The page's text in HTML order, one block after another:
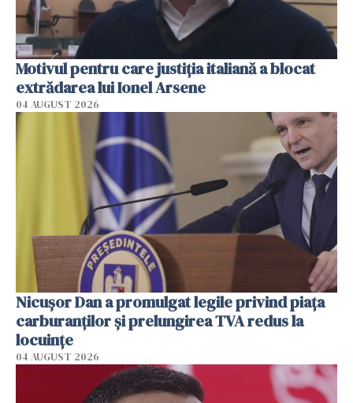
Motivul pentru care justiția italiană a blocat
extrădarea lui Ionel Arsene
04 AUGUST 2026
Nicuşor Dan a promulgat legile privind piaţa
carburanţilor şi prelungirea TVA redus la
locuinţe
04 AUGUST 2026